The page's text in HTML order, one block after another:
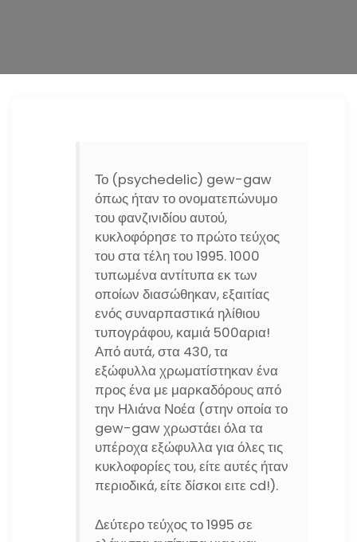
Το (psychedelic) gew-gaw
όπως ήταν το ονοματεπώνυμο
του φανζινιδίου αυτού,
κυκλοφόρησε το πρώτο τεύχος
του στα τέλη του 1995. 1000
τυπωμένα αντίτυπα εκ των
οποίων διασώθηκαν, εξαιτίας
ενός συναρπαστικά ηλίθιου
τυπογράφου, καμιά 500αρια!
Από αυτά, στα 430, τα
εξώφυλλα χρωματίστηκαν ένα
προς ένα με μαρκαδόρους από
την Ηλιάνα Νοέα (στην οποία το
gew-gaw χρωστάει όλα τα
υπέροχα εξώφυλλα για όλες τις
κυκλοφορίες του, είτε αυτές ήταν
περιοδικά, είτε δίσκοι ειτε cd!).
Δεύτερο τεύχος το 1995 σε